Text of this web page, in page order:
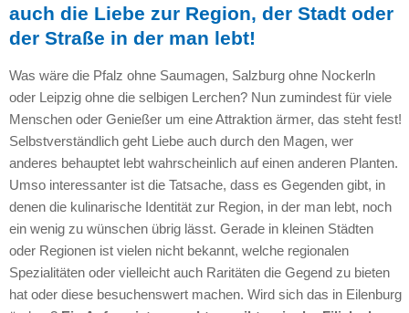
auch die Liebe zur Region, der Stadt oder
der Straße in der man lebt!
Was wäre die Pfalz ohne Saumagen, Salzburg ohne Nockerln
oder Leipzig ohne die selbigen Lerchen? Nun zumindest für viele
Menschen oder Genießer um eine Attraktion ärmer, das steht fest!
Selbstverständlich geht Liebe auch durch den Magen, wer
anderes behauptet lebt wahrscheinlich auf einen anderen Planten.
Umso interessanter ist die Tatsache, dass es Gegenden gibt, in
denen die kulinarische Identität zur Region, in der man lebt, noch
ein wenig zu wünschen übrig lässt. Gerade in kleinen Städten
oder Regionen ist vielen nicht bekannt, welche regionalen
Spezialitäten oder vielleicht auch Raritäten die Gegend zu bieten
hat oder diese besuchenswert machen. Wird sich das in Eilenburg